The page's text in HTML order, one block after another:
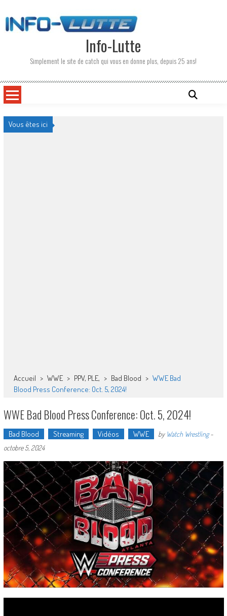
to
content
Info-Lutte
Simplement le site de catch qui vous en donne plus, depuis 25 ans!
Vous êtes ici
Accueil > WWE > PPV, PLE, > Bad Blood > WWE Bad
Blood Press Conference: Oct. 5, 2024!
WWE Bad Blood Press Conference: Oct. 5, 2024!
Bad Blood Streaming Vidéos WWE by Watch Wrestling-
octobre 5, 2024